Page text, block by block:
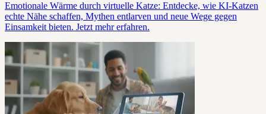
Emotionale Wärme durch virtuelle Katze: Entdecke, wie KI-Katzen
echte Nähe schaffen, Mythen entlarven und neue Wege gegen
Einsamkeit bieten. Jetzt mehr erfahren.